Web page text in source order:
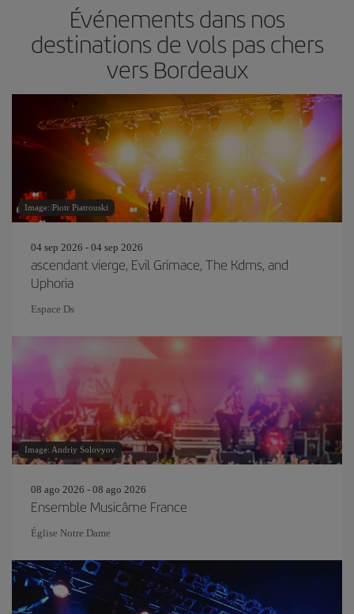
Événements dans nos
destinations de vols pas chers
vers Bordeaux
Image: Piotr Piatrouski
04 sep 2026 - 04 sep 2026
ascendant vierge, Evil Grimace, The Kdms, and
Uphoria
Espace Ds
Image: Andriy Solovyov
08 ago 2026 - 08 ago 2026
Ensemble Musicâme France
Église Notre Dame